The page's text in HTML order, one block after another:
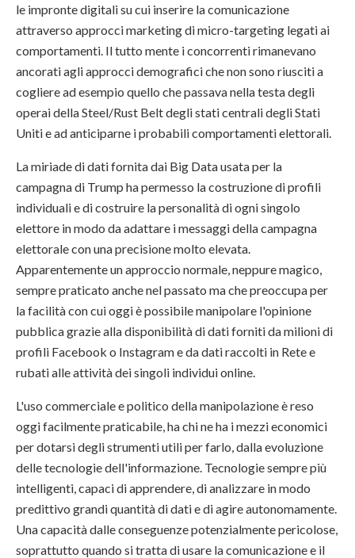
le impronte digitali su cui inserire la comunicazione
attraverso approcci marketing di micro-targeting legati ai
comportamenti. Il tutto mente i concorrenti rimanevano
ancorati agli approcci demografici che non sono riusciti a
cogliere ad esempio quello che passava nella testa degli
operai della Steel/Rust Belt degli stati centrali degli Stati
Uniti e ad anticiparne i probabili comportamenti elettorali.
La miriade di dati fornita dai Big Data usata per la
campagna di Trump ha permesso la costruzione di profili
individuali e di costruire la personalità di ogni singolo
elettore in modo da adattare i messaggi della campagna
elettorale con una precisione molto elevata.
Apparentemente un approccio normale, neppure magico,
sempre praticato anche nel passato ma che preoccupa per
la facilità con cui oggi è possibile manipolare l'opinione
pubblica grazie alla disponibilità di dati forniti da milioni di
profili Facebook o Instagram e da dati raccolti in Rete e
rubati alle attività dei singoli individui online.
L'uso commerciale e politico della manipolazione è reso
oggi facilmente praticabile, ha chi ne ha i mezzi economici
per dotarsi degli strumenti utili per farlo, dalla evoluzione
delle tecnologie dell'informazione. Tecnologie sempre più
intelligenti, capaci di apprendere, di analizzare in modo
predittivo grandi quantità di dati e di agire autonomamente.
Una capacità dalle conseguenze potenzialmente pericolose,
soprattutto quando si tratta di usare la comunicazione e il